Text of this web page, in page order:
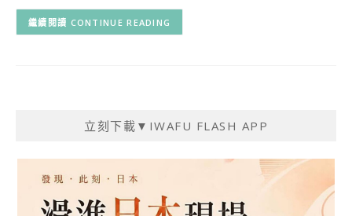
CONTINUE READING
立刻下載▼IWAFU FLASH APP